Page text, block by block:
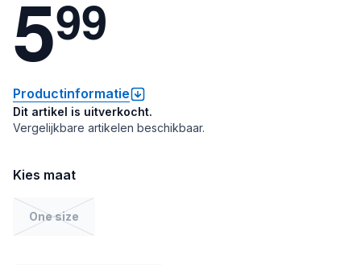
599
Productinformatie
Dit artikel is uitverkocht.
Vergelijkbare artikelen beschikbaar.
Kies maat
One size